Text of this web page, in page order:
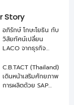
Story
อภิรักษ์ โกษะโยธิน กับ
วิสัยทัศน์เปลี่ยน
LACO จากธุรกิจ
ระดับโลกด้วย SAP
และ NEXUS
C.B.TACT (Thailand)
เดินหน้าเสริมศักยภาพ
การผลิตด้วย SAP